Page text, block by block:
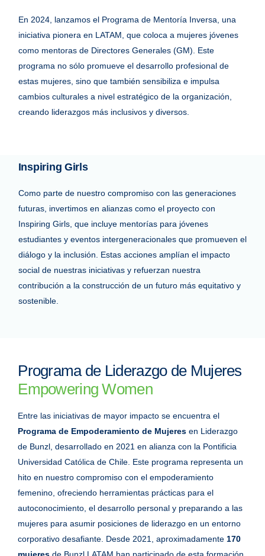
En 2024, lanzamos el Programa de Mentoría Inversa, una
iniciativa pionera en LATAM, que coloca a mujeres jóvenes
como mentoras de Directores Generales (GM). Este
programa no sólo promueve el desarrollo profesional de
estas mujeres, sino que también sensibiliza e impulsa
cambios culturales a nivel estratégico de la organización,
creando liderazgos más inclusivos y diversos.
Inspiring Girls
Como parte de nuestro compromiso con las generaciones
futuras, invertimos en alianzas como el proyecto con
Inspiring Girls, que incluye mentorías para jóvenes
estudiantes y eventos intergeneracionales que promueven el
diálogo y la inclusión. Estas acciones amplían el impacto
social de nuestras iniciativas y refuerzan nuestra
contribución a la construcción de un futuro más equitativo y
sostenible.
Programa de Liderazgo de Mujeres
Empowering Women
Entre las iniciativas de mayor impacto se encuentra el
Programa de Empoderamiento de Mujeres en Liderazgo
de Bunzl, desarrollado en 2021 en alianza con la Pontificia
Universidad Católica de Chile. Este programa representa un
hito en nuestro compromiso con el empoderamiento
femenino, ofreciendo herramientas prácticas para el
autoconocimiento, el desarrollo personal y preparando a las
mujeres para asumir posiciones de liderazgo en un entorno
corporativo desafiante. Desde 2021, aproximadamente 170